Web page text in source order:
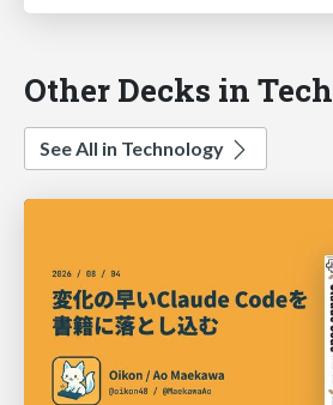
Other Decks in
See All in Technology